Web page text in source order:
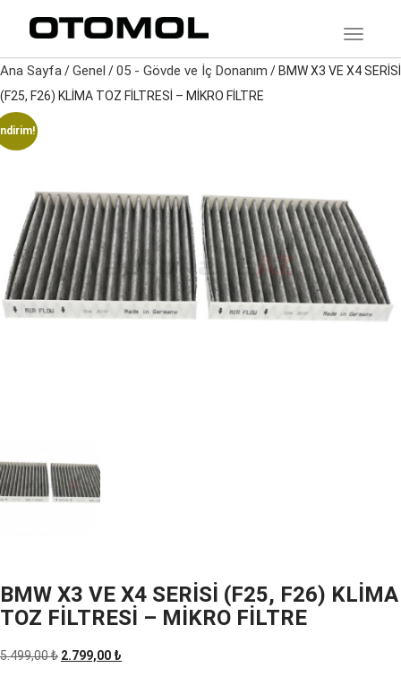
Ana Sayfa/Genel /05 - Gövde ve İç Donanım / BMW X3 VE X4 SERİSİ
(F25, F26) KLİMA TOZ FİLTRESİ – MİKRO FİLTRE
BMW X3 VE X4 SERİSİ (F25, F26) KLİMA
TOZ FİLTRESİ – MİKRO FİLTRE
5.499,00₺ Orijinal
2.799,00 ₺